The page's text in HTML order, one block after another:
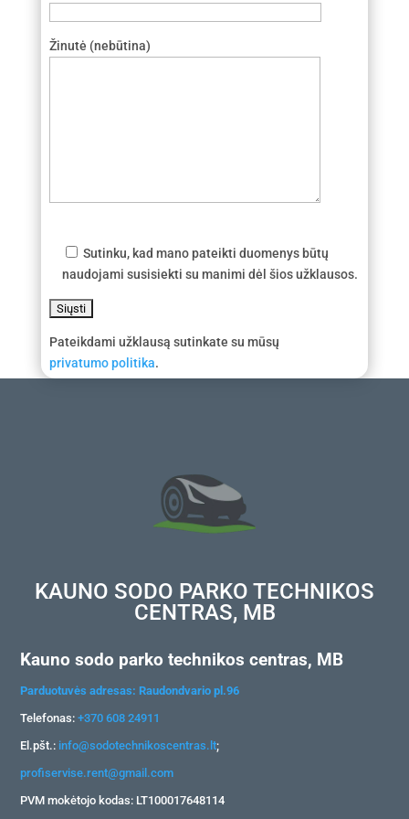
Žinutė (nebūtina)
Sutinku, kad mano pateikti duomenys būtų
naudojami susisiekti su manimi dėl šios užklausos.
Pateikdami užklausą sutinkate su mūsų
privatumo politika.
KAUNO SODO PARKO TECHNIKOS
CENTRAS, MB
Kauno sodo parko technikos centras, MB
Parduotuvės adresas: Raudondvario pl.96
Telefonas:+370 608 24911
El.pšt.: info@sodotechnikoscentras.lt;
profiservise.rent@gmail.com
PVM mokėtojo kodas: LT100017648114